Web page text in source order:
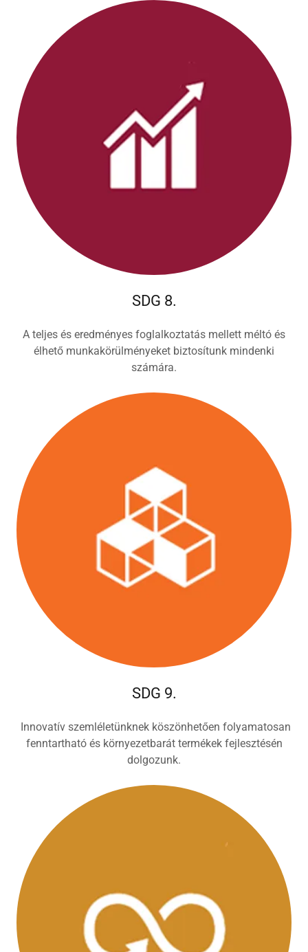
SDG 8.
A teljes és eredményes foglalkoztatás mellett méltó és
élhető munkakörülményeket biztosítunk mindenki
számára.
SDG 9.
Innovatív szemléletünknek köszönhetően folyamatosan
fenntartható és környezetbarát termékek fejlesztésén
dolgozunk.